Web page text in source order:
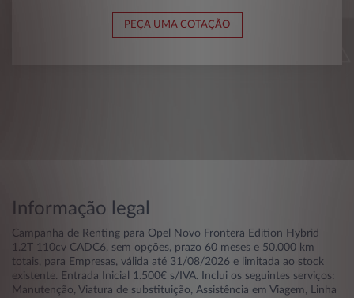
PEÇA UMA COTAÇÃO
Informação legal
Campanha de Renting para Opel Novo Frontera Edition Hybrid
1.2T 110cv CADC6, sem opções, prazo 60 meses e 50.000 km
totais, para Empresas, válida até 31/08/2026 e limitada ao stock
existente. Entrada Inicial 1.500€ s/IVA. Inclui os seguintes serviços:
Manutenção, Viatura de substituição, Assistência em Viagem, Linha